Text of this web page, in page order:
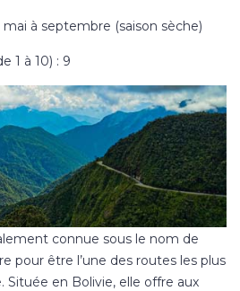
mai à septembre (saison sèche)
1 à 10) : 9
connue sous le nom de
pour être l’une des routes les plus
Située en Bolivie, elle offre aux